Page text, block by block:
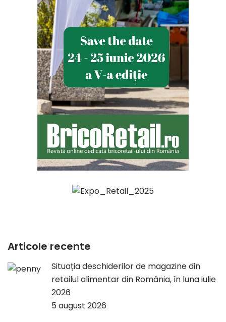
Articole recente
Situația deschiderilor de magazine din
retailul alimentar din România, în luna iulie
2026
5 august 2026